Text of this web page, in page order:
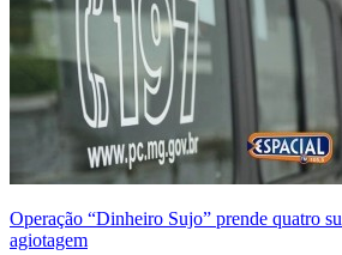
Operação “Dinheiro Sujo” prende quatro
agiotagem